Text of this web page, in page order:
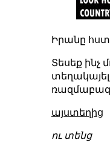
Իրանը
Տեսեք ինչ
տեղակայել
այստեղից
ու տենց